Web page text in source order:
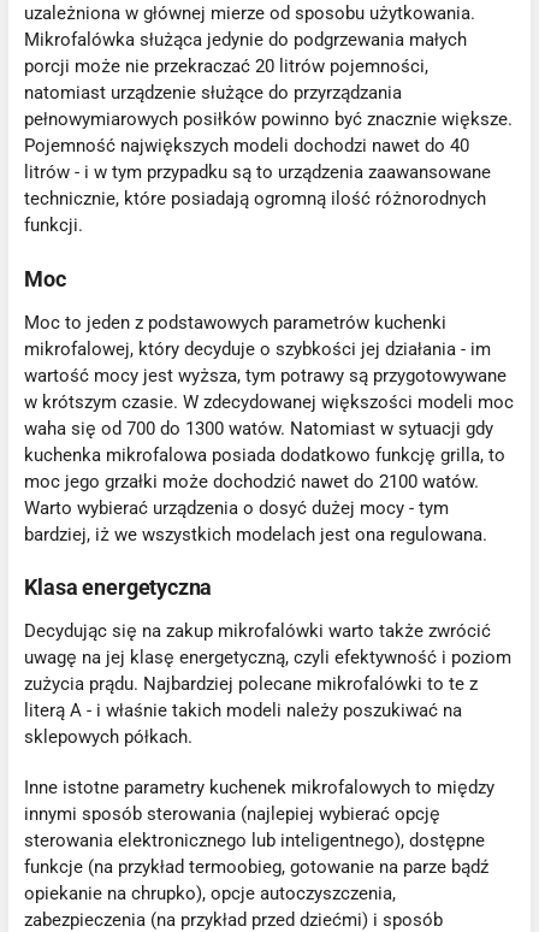
uzależniona w głównej mierze od sposobu użytkowania.
Mikrofalówka służąca jedynie do podgrzewania małych
porcji może nie przekraczać 20 litrów pojemności,
natomiast urządzenie służące do przyrządzania
pełnowymiarowych posiłków powinno być znacznie większe.
Pojemność największych modeli dochodzi nawet do 40
litrów - i w tym przypadku są to urządzenia zaawansowane
technicznie, które posiadają ogromną ilość różnorodnych
funkcji.
Moc
Moc to jeden z podstawowych parametrów kuchenki
mikrofalowej, który decyduje o szybkości jej działania - im
wartość mocy jest wyższa, tym potrawy są przygotowywane
w krótszym czasie. W zdecydowanej większości modeli moc
waha się od 700 do 1300 watów. Natomiast w sytuacji gdy
kuchenka mikrofalowa posiada dodatkowo funkcję grilla, to
moc jego grzałki może dochodzić nawet do 2100 watów.
Warto wybierać urządzenia o dosyć dużej mocy - tym
bardziej, iż we wszystkich modelach jest ona regulowana.
Klasa energetyczna
Decydując się na zakup mikrofalówki warto także zwrócić
uwagę na jej klasę energetyczną, czyli efektywność i poziom
zużycia prądu. Najbardziej polecane mikrofalówki to te z
literą A - i właśnie takich modeli należy poszukiwać na
sklepowych półkach.
Inne istotne parametry kuchenek mikrofalowych to między
innymi sposób sterowania (najlepiej wybierać opcję
sterowania elektronicznego lub inteligentnego), dostępne
funkcje (na przykład termoobieg, gotowanie na parze bądź
opiekanie na chrupko), opcje autoczyszczenia,
zabezpieczenia (na przykład przed dziećmi) i sposób